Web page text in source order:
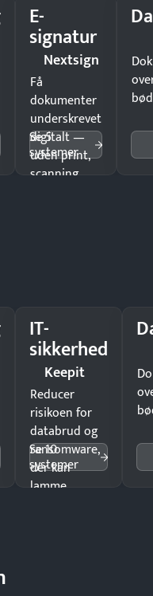
E-
signatur
Nextsign
Få
dokumenter
underskrevet
digitalt —
uden print,
scanning
Se 5
systemer
IT-
sikkerhed
Keepit
Reducer
risikoen for
databrud og
ransomware,
der kan
lamme
Se 10
systemer